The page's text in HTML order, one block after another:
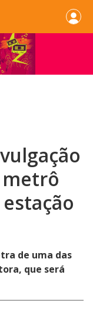
de uma das
que será